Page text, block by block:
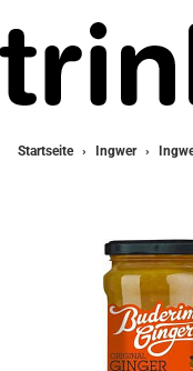
Startseite Ingwer